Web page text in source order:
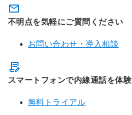
不明点を気軽にご質問ください
お問い合わせ・導入相談
スマートフォンで内線通話を体験
無料トライアル